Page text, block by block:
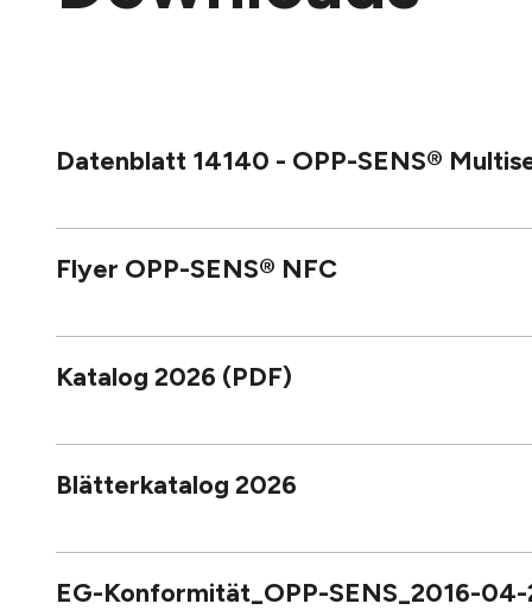
Datenblatt 14140 - OPP-SENS®
Flyer OPP-SENS® NFC
Katalog 2026 (PDF)
Blätterkatalog 2026
EG-Konformität_OPP-SENS_2016-